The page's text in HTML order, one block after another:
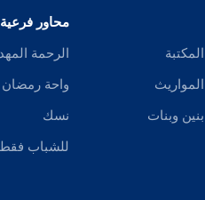
فائدة:
المكتبة
المواريث
بنين وبنات
محاور فرعية
الرحمة
واحة رمضان
نسك
للشباب فقط